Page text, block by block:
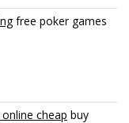
free poker games
cheap buy